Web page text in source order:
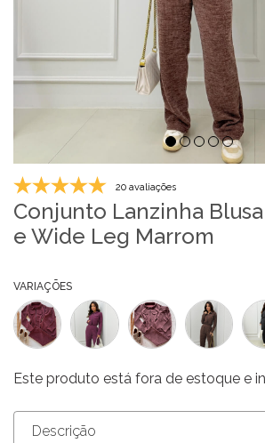
20 avaliações
Conjunto Lanzinha
e Wide Leg Marrom
VARIAÇÕES
Este produto está fora de estoque e
Descrição